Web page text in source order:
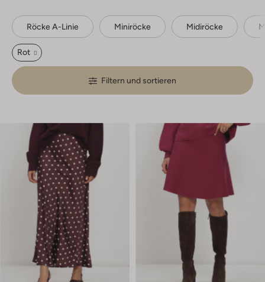
Röcke A-Linie Miniröcke Midiröcke
Rot
Filtern und sortieren